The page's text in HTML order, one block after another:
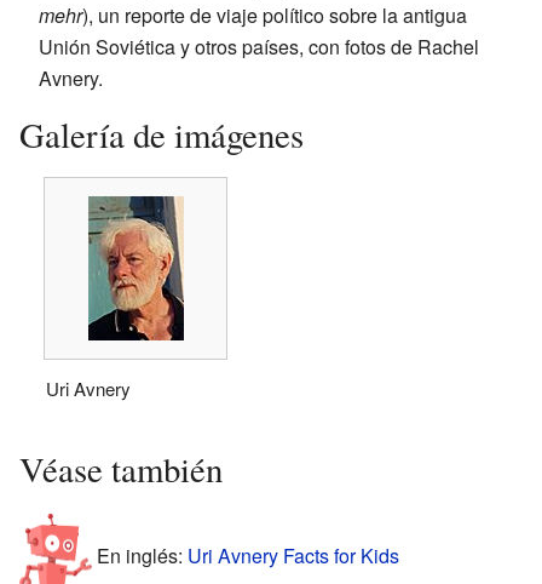
mehr), un reporte de viaje político sobre la antigua
Unión Soviética y otros países, con fotos de Rachel
Avnery.
Galería de imágenes
Uri Avnery
Véase también
En inglés: Uri Avnery Facts for Kids